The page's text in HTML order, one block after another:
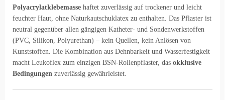
Polyacrylatklebemasse haftet zuverlässig auf trockener und leicht
feuchter Haut, ohne Naturkautschuklatex zu enthalten. Das Pflaster ist
neutral gegenüber allen gängigen Katheter- und Sondenwerkstoffen
(PVC, Silikon, Polyurethan) – kein Quellen, kein Anlösen von
Kunststoffen. Die Kombination aus Dehnbarkeit und Wasserfestigkeit
macht Leukoflex zum einzigen BSN-Rollenpflaster, das okklusive
Bedingungen zuverlässig gewährleistet.